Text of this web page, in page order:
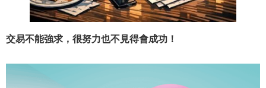
交易不能強求，很努力也不見得會成功！